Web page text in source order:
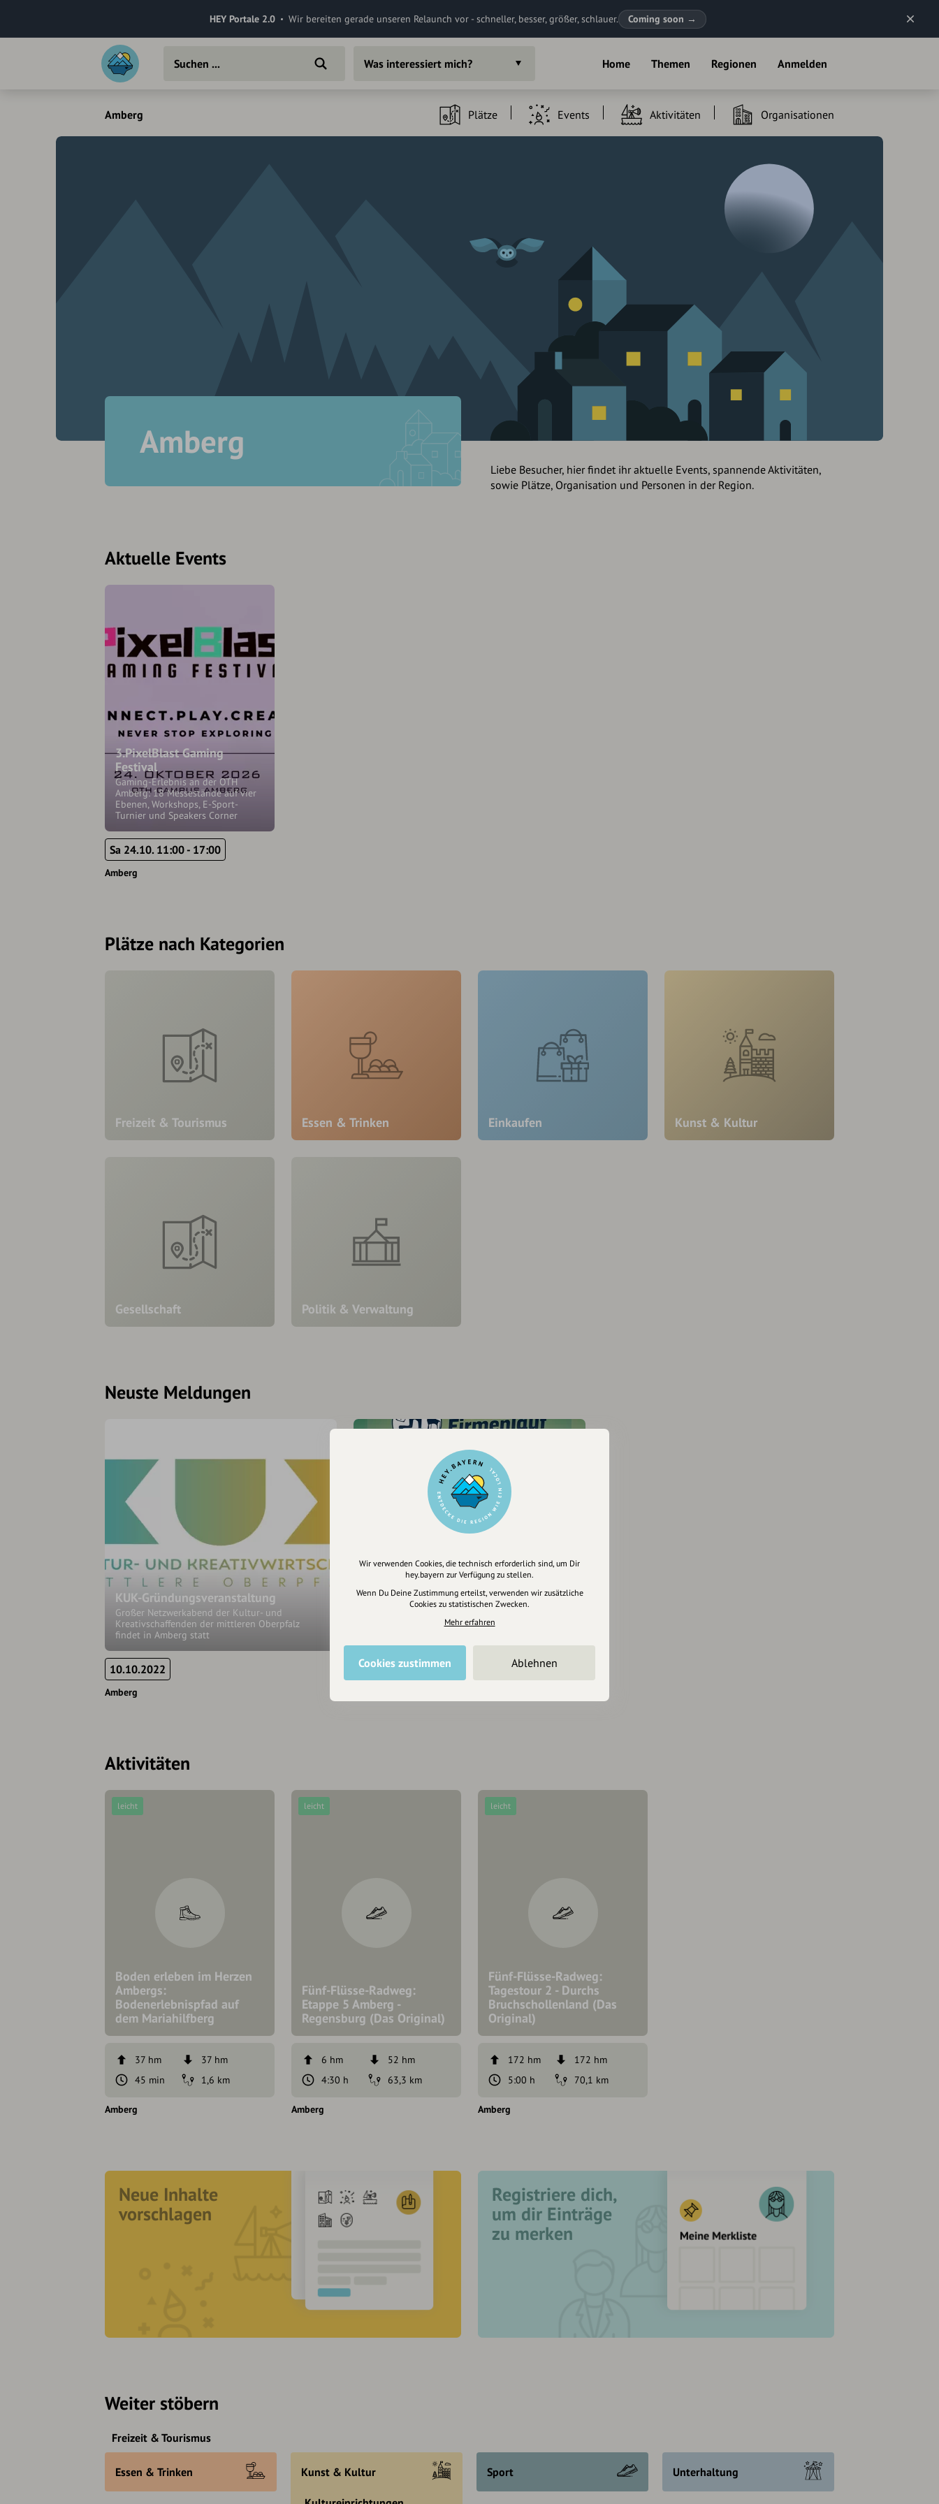
HEY Portale 2.0 Wir bereiten gerade unseren Relaunch vor - schneller, besser, größer, schlauer. Coming soon →
Home Themen Regionen Anmelden
Was interessiert mich?
Amberg Plätze Events Aktivitäten Organisationen
Amberg
Liebe Besucher, hier findet ihr aktuelle Events, spannende Aktivitäten,
sowie Plätze, Organisation und Personen in der Region.
Aktuelle Events
3.PixelBlast Gaming
Festival
Gaming-Erlebnis an der OTH
Amberg: 18 Messestände auf vier
Ebenen, Workshops, E-Sport-
Turnier und Speakers Corner
Sa 24.10. 11:00 - 17:00
Amberg
Plätze nach Kategorien
Freizeit & Tourismus Essen & Trinken Einkaufen Kunst & Kultur
Gesellschaft Politik & Verwaltung
Neuste Meldungen
KUK-Gründungsveranstaltung
Großer Netzwerkabend der Kultur- und
Kreativschaffenden der mittleren Oberpfalz
findet in Amberg statt
10.10.2022
Amberg
Firmenlauf 2022 in Bayern
06.04.2022
Aktivitäten
Boden erleben im Herzen
Ambergs:
Bodenerlebnispfad auf
dem Mariahilfberg
leicht
37 hm
37 hm
45 min
1,6 km
Amberg
Fünf-Flüsse-Radweg:
Etappe 5 Amberg -
Regensburg (Das Original)
leicht
6 hm
52 hm
4:30 h
63,3 km
Amberg
Fünf-Flüsse-Radweg:
Tagestour 2 - Durchs
Bruchschollenland (Das
Original)
leicht
172 hm
172 hm
5:00 h
70,1 km
Amberg
Neue Inhalte
vorschlagen
Registriere dich,
um dir Einträge
zu merken
Weiter stöbern
Freizeit & Tourismus
Essen & Trinken Kunst & Kultur Sport Unterhaltung
Wir verwenden Cookies, die technisch erforderlich sind, um Dir
hey.bayern zur Verfügung zu stellen.
Wenn Du Deine Zustimmung erteilst, verwenden wir zusätzliche
Cookies zu statistischen Zwecken.
Mehr erfahren
Cookies zustimmen Ablehnen